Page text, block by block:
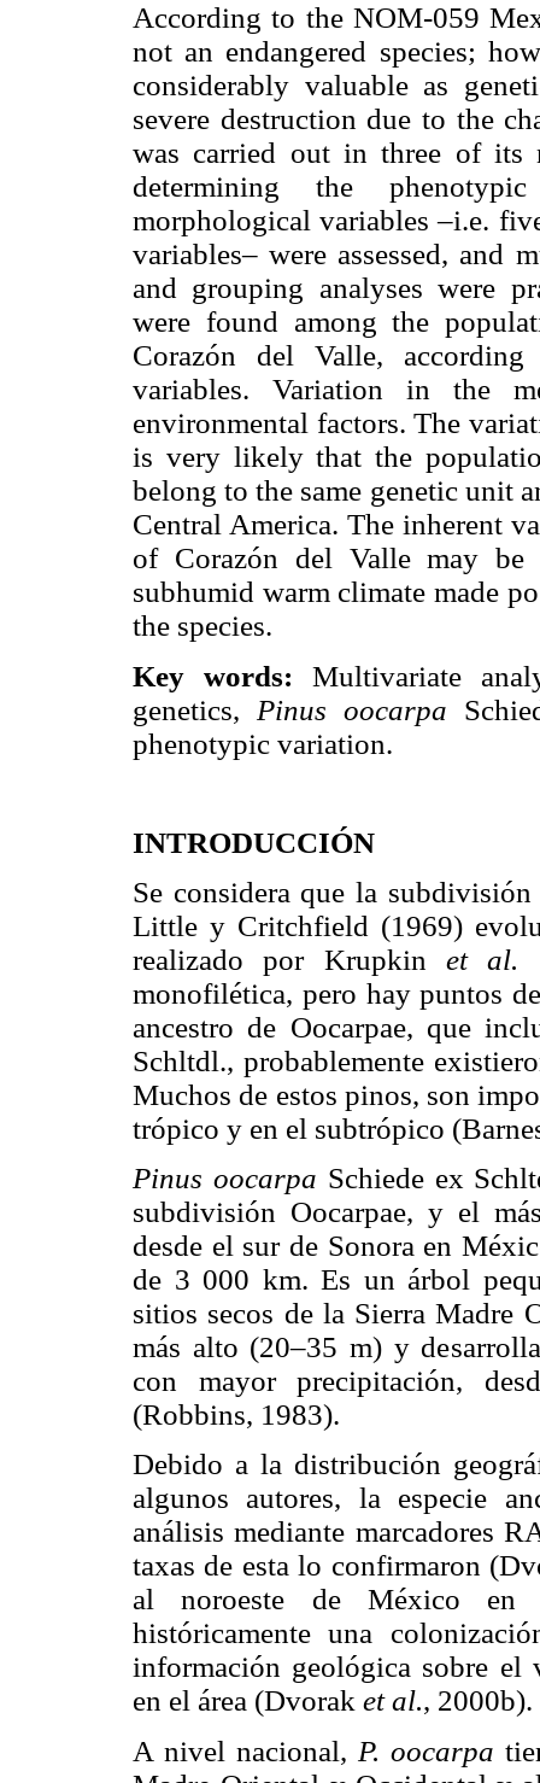
According to the NOM-059
not an endangered species;
considerably valuable as
severe destruction due to the
was carried out in three of its
determining the
morphological variables –i.e.
variables– were assessed, and
and grouping analyses were
were found among the
Corazón del Valle,
variables. Variation in the
environmental factors. The
is very likely that the
belong to the same genetic unit
Central America. The inherent
of Corazón del Valle may
subhumid warm climate made
the species.
Key words: Multivariate
genetics, Pinus oocarpa
phenotypic variation.
INTRODUCCIÓN
Se considera que la
Little y Critchfield (1969)
realizado por Krupkin et al.
monofilética, pero hay puntos
ancestro de Oocarpae, que
Schltdl., probablemente
Muchos de estos pinos, son
trópico y en el subtrópico
Pinus oocarpa Schiede ex
subdivisión Oocarpae, y el
desde el sur de Sonora en
de 3 000 km. Es un árbol
sitios secos de la Sierra Madre
más alto (20–35 m) y
con mayor precipitación,
(Robbins, 1983).
Debido a la distribución
algunos autores, la especie
análisis mediante marcadores
taxas de esta lo confirmaron
al noroeste de México en
históricamente una
información geológica sobre el
en el área (Dvorak et al., 2000b).
A nivel nacional, P. oocarpa